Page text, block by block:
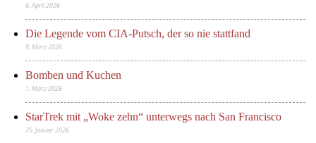
6. April 2026
Die Legende vom CIA-Putsch, der so nie stattfand
8. März 2026
Bomben und Kuchen
1. März 2026
StarTrek mit „Woke zehn“ unterwegs nach San Francisco
25. Januar 2026